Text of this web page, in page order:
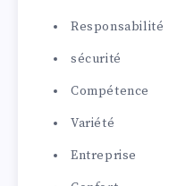
Responsabilité
sécurité
Compétence
Variété
Entreprise